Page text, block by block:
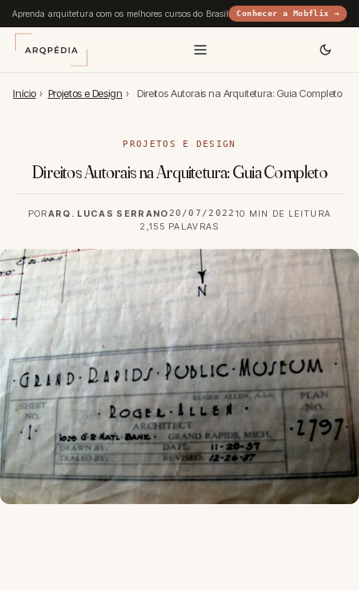
Aprenda arquitetura com os melhores cursos do Brasil Conhecer a Mobflix →
Início › Projetos e Design › Direitos Autorais na Arquitetura: Guia Completo
PROJETOS E DESIGN
Direitos Autorais na Arquitetura: Guia Completo
PORARQ. LUCAS SERRANO20/07/2022 10 MIN DE LEITURA
2,155 PALAVRAS